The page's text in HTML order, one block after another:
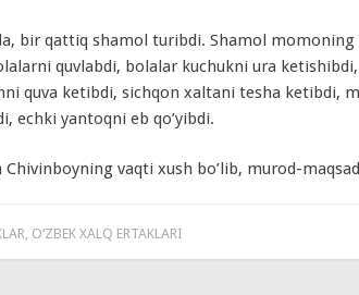
bir qattiq shamol turibdi. Shamol
quvlabdi, bolalar kuchukni ura
quva ketibdi, sichqon xaltani tesha ketibdi,
echki yantoqni eb qo’yibdi.
Chivinboyning vaqti xush bo’lib, murod-
O‘ZBEK XALQ ERTAKLARI